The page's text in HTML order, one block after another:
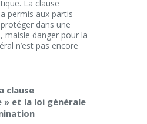
La clause
permis aux partis
dans une
maisle danger pour la
n’est pas encore
clause
» et la loi générale